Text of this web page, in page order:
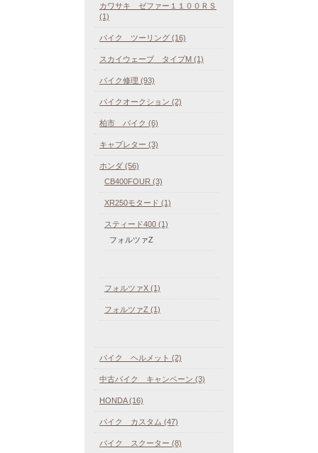
カワサキ ゼファー１１００ＲＳ
(1)
バイク ツーリング (16)
スカイウェーブ タイプM (1)
バイク修理 (93)
バイクオークション (2)
柏市 バイク (6)
キャブレター (3)
ホンダ (56)
CB400FOUR (3)
XR250モタード (1)
スティード400 (1)
フォルツァZ
フォルツァX (1)
フォルツァZ (1)
バイク ヘルメット (2)
中古バイク キャンペーン (3)
HONDA (16)
バイク カスタム (47)
バイク スクーター (8)